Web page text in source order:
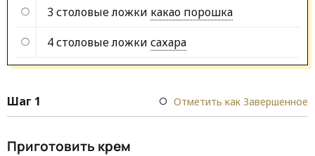
3 столовые ложки какао порошка
4 столовые ложки сахара
Шаг 1 Отметить как Завершенное
Приготовить крем